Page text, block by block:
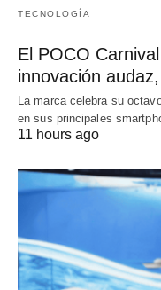
TECNOLOGÍA
El POCO
innovación
La marca celebra su
en sus principales
11 hours ago